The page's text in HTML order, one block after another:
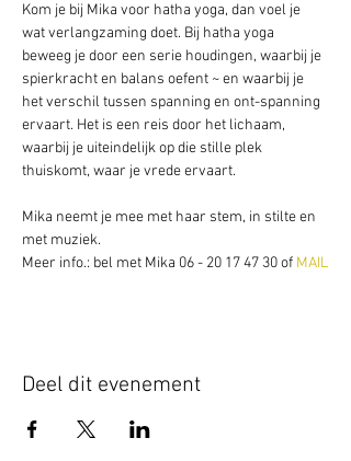
Kom je bij Mika voor hatha yoga, dan voel je
wat verlangzaming doet. Bij hatha yoga
beweeg je door een serie houdingen, waarbij je
spierkracht en balans oefent ~ en waarbij je
het verschil tussen spanning en ont-spanning
ervaart. Het is een reis door het lichaam,
waarbij je uiteindelijk op die stille plek
thuiskomt, waar je vrede ervaart.
Mika neemt je mee met haar stem, in stilte en
met muziek.
Meer info.: bel met Mika 06 - 20 17 47 30 of MAIL
Deel dit evenement